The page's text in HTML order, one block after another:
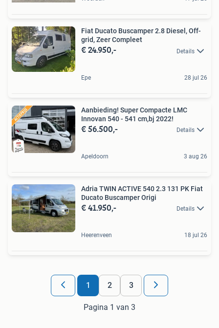
Fiat Ducato Buscamper 2.8 Diesel, Off-
grid, Zeer Compleet
€ 24.950,- Details
Epe 28 jul 26
Aanbieding! Super Compacte LMC
Innovan 540 - 541 cm,bj 2022!
€ 56.500,- Details
Apeldoorn 3 aug 26
Adria TWIN ACTIVE 540 2.3 131 PK Fiat
Ducato Buscamper Origi
€ 41.950,- Details
Heerenveen 18 jul 26
1 2 3
Pagina 1 van 3